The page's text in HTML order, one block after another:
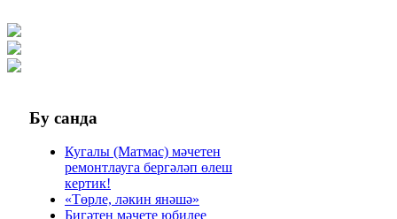
Бу санда
Кугалы (Матмас) мәчетен
ремонтлауга бергәләп өлеш
кертик!
«Төрле, ләкин янәшә»
Бигәтен мәчете юбилее